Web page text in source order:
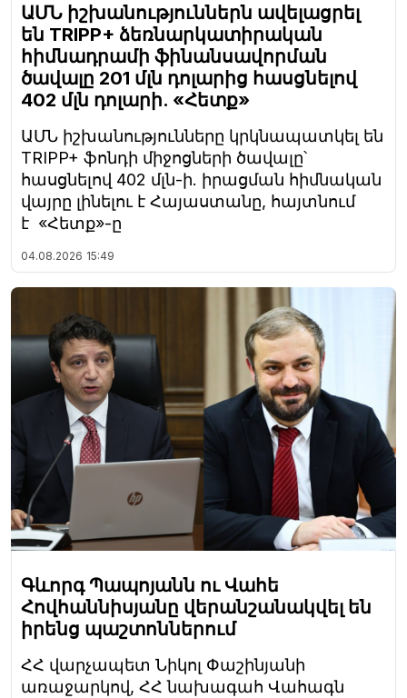
ԱՄՆ իշխանություններն ավելացրել
են TRIPP+ ձեռնարկատիրական
հիմնադրամի ֆինանսավորման
ծավալը 201 մլն դոլարից հասցնելով
402 մլն դոլարի. «Հետք»
ԱՄՆ իշխանությունները կրկնապատկել են
TRIPP+ ֆոնդի միջոցների ծավալը՝
հասցնելով 402 մլն-ի. իրացման հիմնական
վայրը լինելու է Հայաստանը, հայտնում
է «Հետք»-ը
04.08.2026 15:49
Գևորգ Պապոյանն ու Վահե
Հովհաննիսյանը վերանշանակվել են
իրենց պաշտոններում
ՀՀ վարչապետ Նիկոլ Փաշինյանի
առաջարկով, ՀՀ նախագահ Վահագն